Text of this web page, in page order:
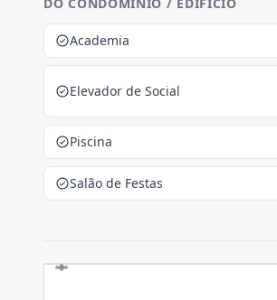
Academia
Elevador de Social
Piscina
Salão de Festas